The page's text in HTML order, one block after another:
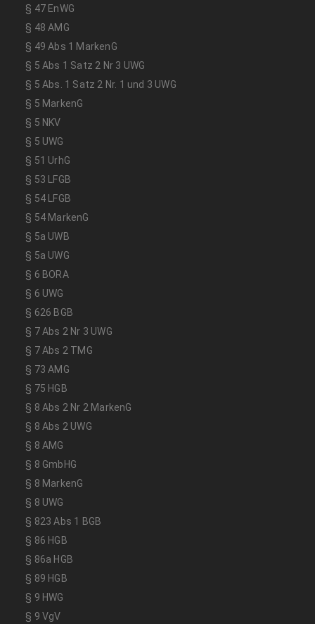
§ 47 EnWG
§ 48 AMG
§ 49 Abs 1 MarkenG
§ 5 Abs 1 Satz 2 Nr 3 UWG
§ 5 Abs. 1 Satz 2 Nr. 1 und 3 UWG
§ 5 MarkenG
§ 5 NKV
§ 5 UWG
§ 51 UrhG
§ 53 LFGB
§ 54 LFGB
§ 54 MarkenG
§ 5a UWB
§ 5a UWG
§ 6 BORA
§ 6 UWG
§ 626 BGB
§ 7 Abs 2 Nr 3 UWG
§ 7 Abs 2 TMG
§ 73 AMG
§ 75 HGB
§ 8 Abs 2 Nr 2 MarkenG
§ 8 Abs 2 UWG
§ 8 AMG
§ 8 GmbHG
§ 8 MarkenG
§ 8 UWG
§ 823 Abs 1 BGB
§ 86 HGB
§ 86a HGB
§ 89 HGB
§ 9 HWG
§ 9 VgV